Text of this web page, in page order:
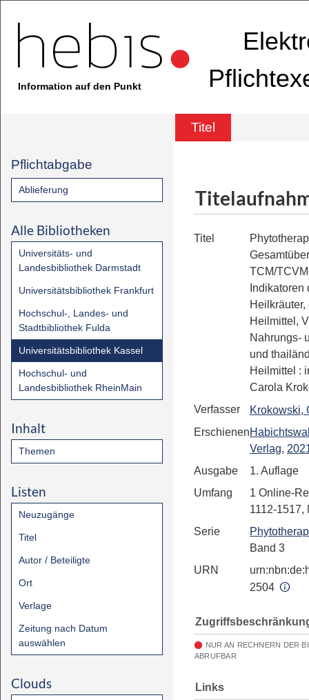
Information auf den Punkt
Titel
Pflichtabgabe
Ablieferung
Alle Bibliotheken
Universitäts- und
Landesbibliothek Darmstadt
Universitätsbibliothek Frankfurt
Hochschul-, Landes- und
Stadtbibliothek Fulda
Universitätsbibliothek Kassel
Hochschul- und
Landesbibliothek RheinMain
Inhalt
Themen
Listen
Neuzugänge
Titel
Autor / Beteiligte
Ort
Verlage
Zeitung nach Datum
auswählen
Clouds
Titel
TCM/
Heilmittel,
Nahrungs-
und
Heilmittel :
Carola
Verfasser
Krokowski,
Erschienen
Verlag,
Ausgabe
1. Auflage
Umfang
1 Online-
1112-1517,
Serie
Band 3
URN
2504
NUR AN RECHNERN DER
ABRUFBAR
Links